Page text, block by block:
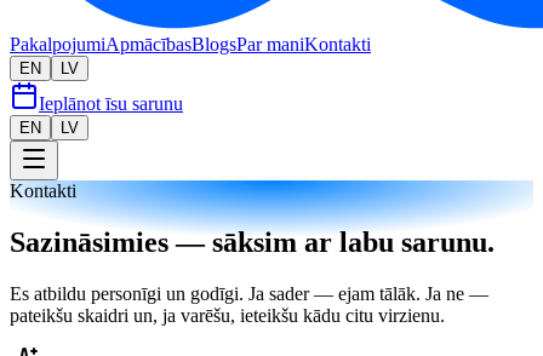
PakalpojumiApmācībasBlogsPar maniKontakti
EN LV
Ieplānot īsu sarunu
EN LV
Kontakti
Sazināsimies — sāksim ar labu sarunu.
Es atbildu personīgi un godīgi. Ja sader — ejam tālāk. Ja ne —
pateikšu skaidri un, ja varēšu, ieteikšu kādu citu virzienu.